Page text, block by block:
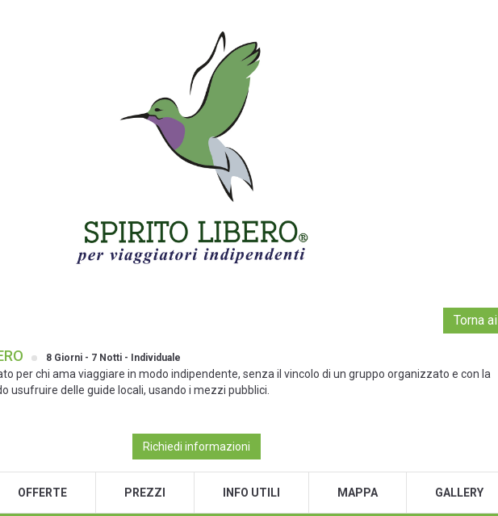
Torna
8 Giorni - 7 Notti - Individuale
per chi ama viaggiare in modo indipendente, senza il vincolo di un gruppo organizzato e con la
usufruire delle guide locali, usando i mezzi pubblici.
Richiedi informazioni
OFFERTE PREZZI INFO UTILI MAPPA GALLERY